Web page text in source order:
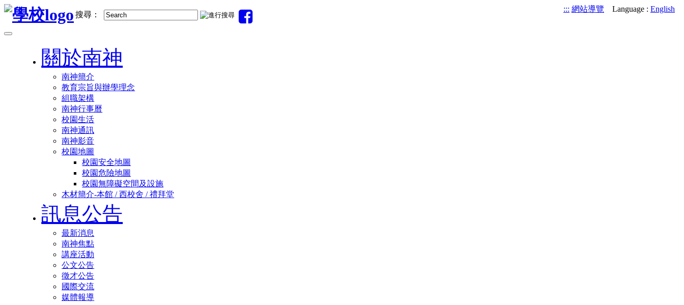
跳
::: 網站導覽 Language : English
搜尋：
Toggle
關於南神
南神簡介
教育宗旨與辦學理念
組職架構
南神行事曆
校園生活
南神通訊
南神影音
校園地圖
校園安全地圖
校園危險地圖
校園無障礙空間及設施
木材簡介-本館 / 西校舍 / 禮拜堂
訊息公告
最新消息
南神焦點
講座活動
公文公告
徵才公告
國際交流
媒體報導